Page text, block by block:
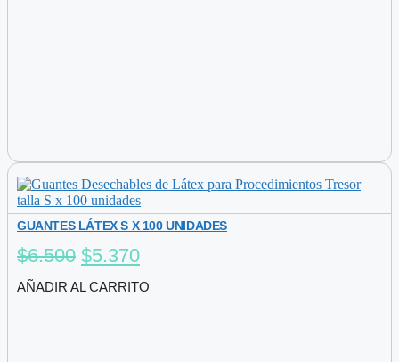
GUANTES LÁTEX S X 100 UNIDADES
$6.500 El
precio
$5.370El
precio
AÑADIR AL CARRITO